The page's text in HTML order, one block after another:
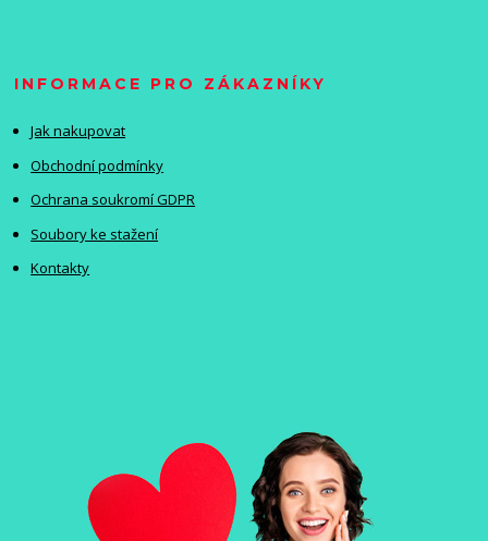
INFORMACE PRO ZÁKAZNÍKY
Jak nakupovat
Obchodní podmínky
Ochrana soukromí GDPR
Soubory ke stažení
Kontakty